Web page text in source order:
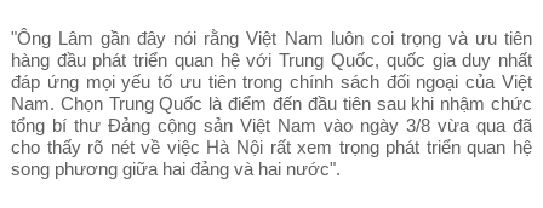
"Ông Lâm gần đây nói rằng Việt Nam luôn coi trọng và ưu tiên
hàng đầu phát triển quan hệ với Trung Quốc, quốc gia duy nhất
đáp ứng mọi yếu tố ưu tiên trong chính sách đối ngoại của Việt
Nam. Chọn Trung Quốc là điểm đến đầu tiên sau khi nhậm chức
tổng bí thư Đảng cộng sản Việt Nam vào ngày 3/8 vừa qua đã
cho thấy rõ nét về việc Hà Nội rất xem trọng phát triển quan hệ
song phương giữa hai đảng và hai nước".